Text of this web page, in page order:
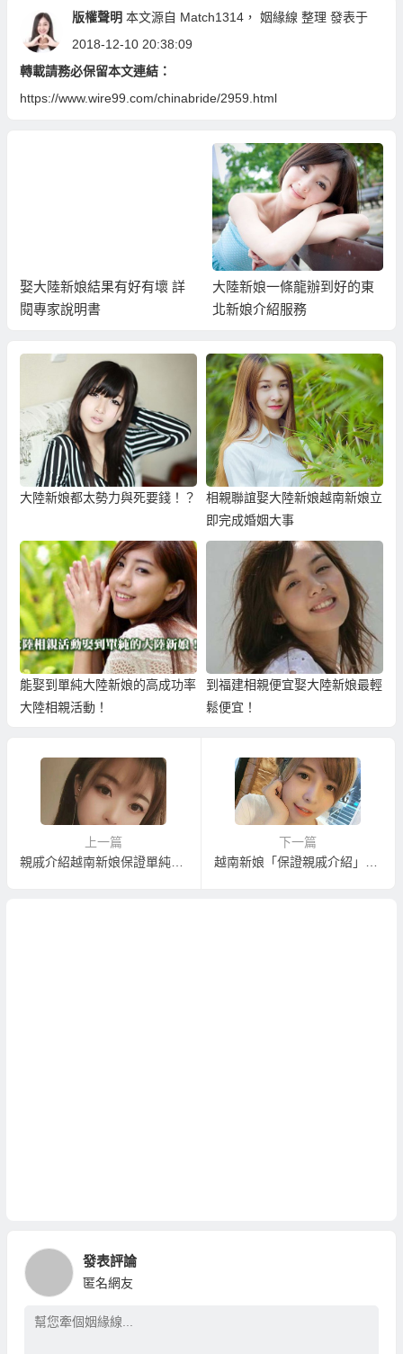
版權聲明本文源自 Match1314， 姻緣線 整理 發表于
2018-12-10 20:38:09
轉載請務必保留本文連結：
https://www.wire99.com/chinabride/2959.html
娶大陸新娘結果有好有壞 詳
閱專家說明書
大陸新娘一條龍辦到好的東
北新娘介紹服務
大陸新娘都太勢力與死要錢！？
相親聯誼娶大陸新娘越南新娘立
即完成婚姻大事
能娶到單純大陸新娘的高成功率
大陸相親活動！
到福建相親便宜娶大陸新娘最輕
鬆便宜！
上一篇
親戚介紹越南新娘保證單純善良資料真實費用便宜！？
下一篇
發表評論
匿名網友